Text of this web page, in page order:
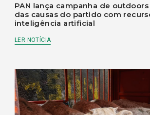
PAN lança campanha de
das causas do partido com
inteligência artificial
LER NOTÍCIA